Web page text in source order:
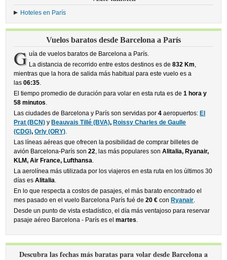
Hoteles en París
Vuelos baratos desde Barcelona a París
G uía de vuelos baratos de Barcelona a París.
La distancia de recorrido entre estos destinos es de 832 Km,
mientras que la hora de salida más habitual para este vuelo es a
las06:35.
El tiempo promedio de duración para volar en esta ruta es de1 hora y
58 minutos.
Las ciudades de Barcelona y París son servidas por4 aeropuertos: El
Prat (BCN) y Beauvais Tillé (BVA), Roissy Charles de Gaulle
(CDG),Orly (ORY).
Las líneas aéreas que ofrecen la posibilidad de comprar billetes de
avión Barcelona-París son22, las más populares sonAlitalia, Ryanair,
KLM, Air France, Lufthansa.
La aerolínea más utilizada por los viajeros en esta ruta en los últimos 30
días esAlitalia.
En lo que respecta a costos de pasajes, el más barato encontrado el
mes pasado en el vuelo Barcelona París fué de20 € con Ryanair.
Desde un punto de vista estadístico, el día más ventajoso para reservar
pasaje aéreo Barcelona - París es elmartes.
Descubra las fechas más baratas para volar desde Barcelona a